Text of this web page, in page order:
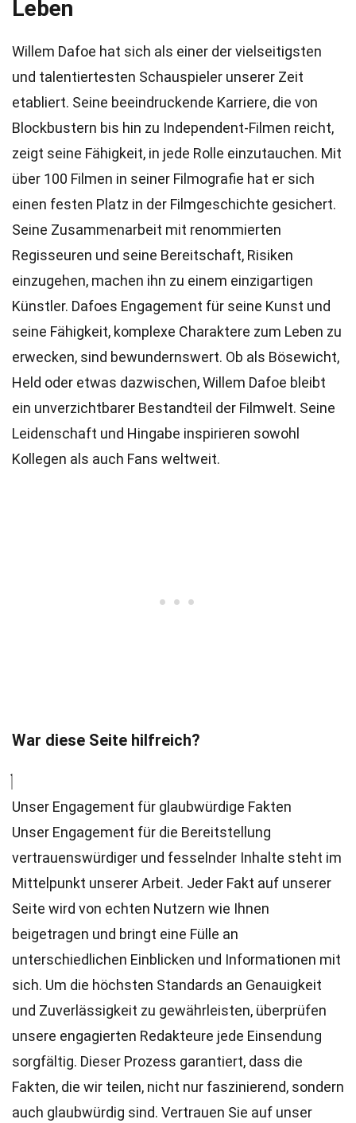
Leben
Willem Dafoe hat sich als einer der vielseitigsten
und talentiertesten Schauspieler unserer Zeit
etabliert. Seine beeindruckende Karriere, die von
Blockbustern bis hin zu Independent-Filmen reicht,
zeigt seine Fähigkeit, in jede Rolle einzutauchen. Mit
über 100 Filmen in seiner Filmografie hat er sich
einen festen Platz in der Filmgeschichte gesichert.
Seine Zusammenarbeit mit renommierten
Regisseuren und seine Bereitschaft, Risiken
einzugehen, machen ihn zu einem einzigartigen
Künstler. Dafoes Engagement für seine Kunst und
seine Fähigkeit, komplexe Charaktere zum Leben zu
erwecken, sind bewundernswert. Ob als Bösewicht,
Held oder etwas dazwischen, Willem Dafoe bleibt
ein unverzichtbarer Bestandteil der Filmwelt. Seine
Leidenschaft und Hingabe inspirieren sowohl
Kollegen als auch Fans weltweit.
War diese Seite hilfreich?
Unser Engagement für glaubwürdige Fakten
Unser Engagement für die Bereitstellung
vertrauenswürdiger und fesselnder Inhalte steht im
Mittelpunkt unserer Arbeit. Jeder Fakt auf unserer
Seite wird von echten Nutzern wie Ihnen
beigetragen und bringt eine Fülle an
unterschiedlichen Einblicken und Informationen mit
sich. Um die höchsten Standards an Genauigkeit
und Zuverlässigkeit zu gewährleisten, überprüfen
unsere engagierten Redakteure jede Einsendung
sorgfältig. Dieser Prozess garantiert, dass die
Fakten, die wir teilen, nicht nur faszinierend, sondern
auch glaubwürdig sind. Vertrauen Sie auf unser